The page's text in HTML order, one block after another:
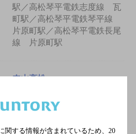
駅／高松琴平電鉄志度線 瓦
町駅／高松琴平電鉄琴平線
片原町駅／高松琴平電鉄長尾
線 片原町駅
肉山高松
高松琴平電鉄琴平線 瓦町駅
駅／高松琴平電鉄志度線 瓦
関する情報が含まれているため、 20